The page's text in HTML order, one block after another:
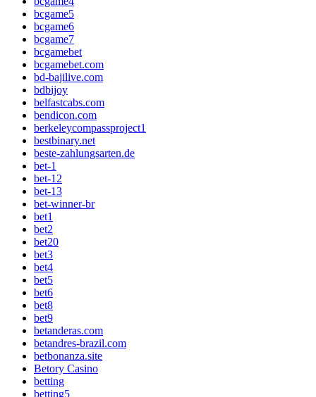
bcgame5
bcgame6
bcgame7
bcgamebet
bcgamebet.com
bd-bajilive.com
bdbijoy
belfastcabs.com
bendicon.com
berkeleycompassproject1
bestbinary.net
beste-zahlungsarten.de
bet-1
bet-12
bet-13
bet-winner-br
bet1
bet2
bet20
bet3
bet4
bet5
bet6
bet8
bet9
betanderas.com
betandres-brazil.com
betbonanza.site
Betory Casino
betting
betting5